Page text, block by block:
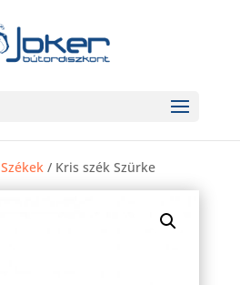
Székek/ Kris szék Szürke